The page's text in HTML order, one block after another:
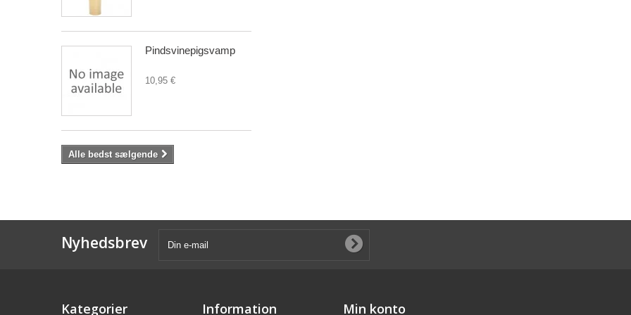
Pindsvinepigsvamp
10,95 €
Alle bedst sælgende
Nyhedsbrev
Kategorier Information Min konto